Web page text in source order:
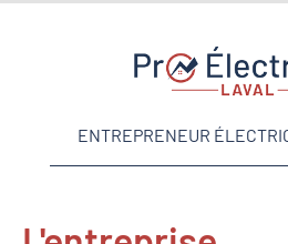
ENTREPRENEUR